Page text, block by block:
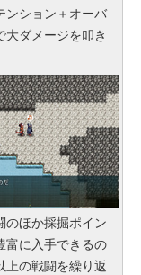
ンション＋オーバ
大ダメージを叩き
のほか採掘ポイン
富に入手できるの
上の戦闘を繰り返